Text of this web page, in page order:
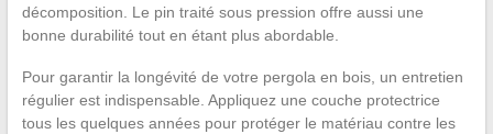
décomposition. Le pin traité sous pression offre aussi une
bonne durabilité tout en étant plus abordable.
Pour garantir la longévité de votre pergola en bois, un entretien
régulier est indispensable. Appliquez une couche protectrice
tous les quelques années pour protéger le matériau contre les